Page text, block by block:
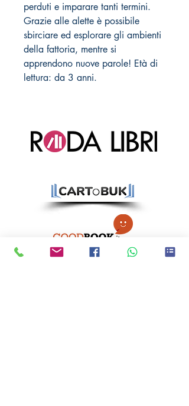
perduti e imparare tanti termini.
Grazie alle alette è possibile
sbirciare ed esplorare gli ambienti
della fattoria, mentre si
apprendono nuove parole! Età di
lettura: da 3 anni.